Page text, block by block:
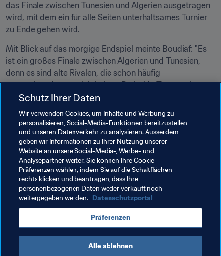
das Finale zwischen Tunesien und Algerien ausgetragen
wird, mit dem ein für alle Seiten unterhaltsames Turnier
zu Ende gehen wird.
Mit Blick auf das morgige Endspiel meinte Boudiaf: "Es
ist ein großes Finale zwischen Algerien und Tunesien,
denn es sind alte Rivalen, die schon häufig
gegeneinander gespielt haben. Da beide Teams mit
Stars gespickt sind, wird es für keinen der beiden leicht
werden, daher erwarte ich ein sehr umkämpftes Spiel."
Der 31-jährige schloss mit den Worten: "Der FIFA
Arabien-Pokal war spektakulär, und es war ein Privileg,
dabei zu sein."
Verwandte Themen
FIFA-Arabien-Pokal 2021™️ Qatar AFC
Algeria CAF Egypt
Schutz Ihrer Daten
Wir verwenden Cookies, um Inhalte und Werbung zu
personalisieren, Social-Media-Funktionen bereitzustellen
und unseren Datenverkehr zu analysieren. Ausserdem
geben wir Informationen zu Ihrer Nutzung unserer
Website an unsere Social-Media-, Werbe- und
Analysepartner weiter. Sie können Ihre Cookie-
Präferenzen wählen, indem Sie auf die Schaltflächen
rechts klicken und beantragen, dass Ihre
personenbezogenen Daten weder verkauft noch
weitergegeben werden. Datenschutzportal
Präferenzen
Alle ablehnen